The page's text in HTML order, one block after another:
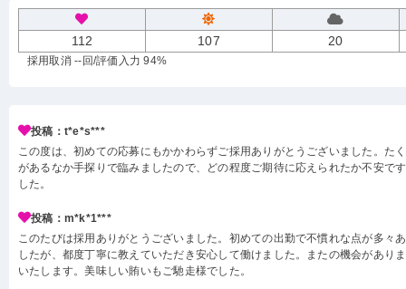
112 107 20
採用取消 --回/評価入力 94%
投稿：t*e*s***
この度は、初めての応募にもかかわらずご採用ありがとうございました。た
があるなか手探りで臨みましたので、どの程度ご期待に応えられたか不安で
した。
投稿：m*k*1***
このたびは採用ありがとうございました。初めての出勤で不慣れな点が多々
したが、都度丁寧に教えていただき安心して働けました。またの機会があり
いたします。美味しい賄いもご馳走様でした。